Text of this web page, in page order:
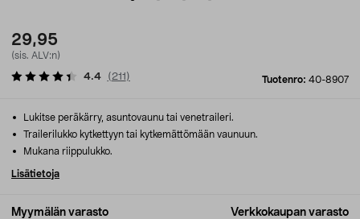
29,95
(sis. ALV:n)
Tuotenro: 40-8907
4.4 ( 211 )
Myymälän varasto Verkkokaupan varasto
Lukitse peräkärry, asuntovaunu tai venetraileri.
Trailerilukko kytkettyyn tai kytkemättömään vaunuun.
Mukana riippulukko.
Lisätietoja